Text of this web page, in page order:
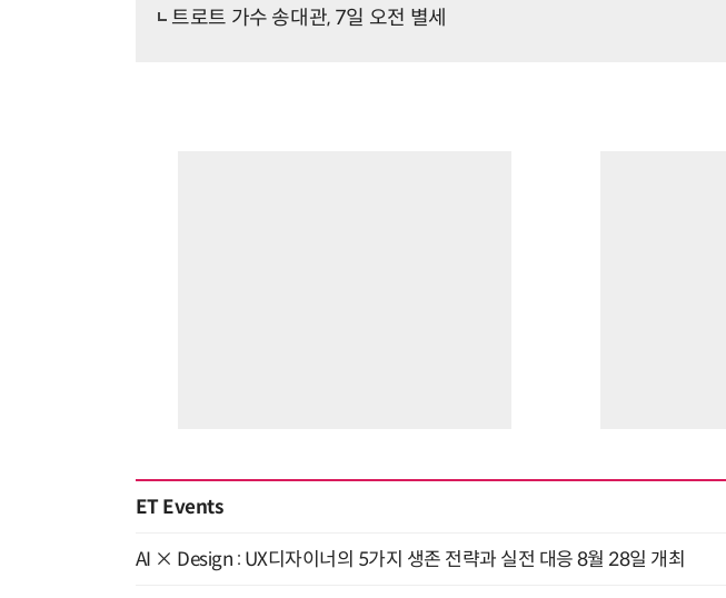
트로트 가수 송대관, 7일 오전 별세
ET Events
AI × Design : UX디자이너의 5가지 생존 전략과 실전 대응 8월 28일 개최